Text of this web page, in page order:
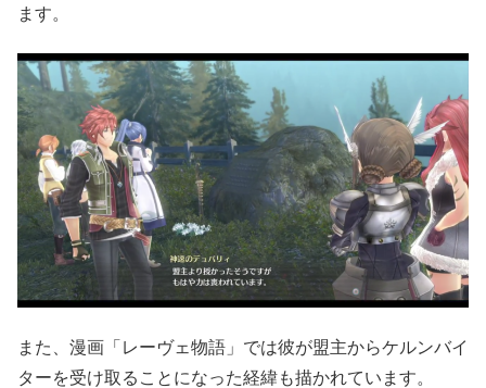
ます。
また、漫画「レーヴェ物語」では彼が盟主からケルンバイ
ターを受け取ることになった経緯も描かれています。